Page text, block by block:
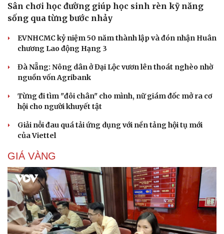
Cải chính
Sân chơi học đường giúp học sinh rèn kỹ năng
sống qua từng bước nhảy
EVNHCMC kỷ niệm 50 năm thành lập và đón nhận Huân
chương Lao động Hạng 3
Đà Nẵng: Nông dân ở Đại Lộc vươn lên thoát nghèo nhờ
nguồn vốn Agribank
Từng đi tìm "đôi chân" cho mình, nữ giám đốc mở ra cơ
hội cho người khuyết tật
Giải nỗi đau quá tải ứng dụng với nền tảng hội tụ mới
của Viettel
GIÁ VÀNG